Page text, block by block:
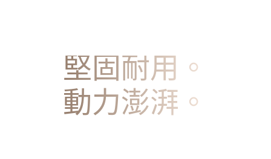
堅固耐用。
動力澎湃。